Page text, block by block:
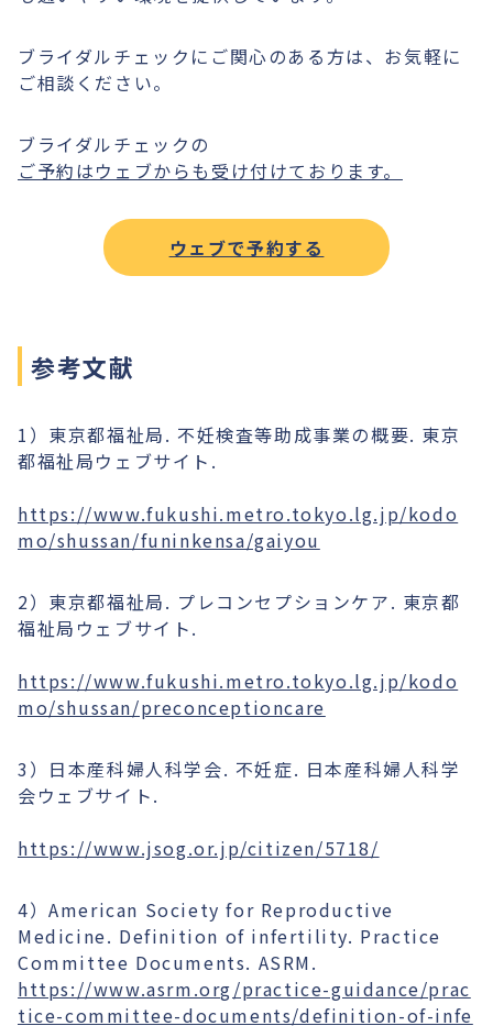
ブライダルチェックにご関心のある方は、お気軽に
ご相談ください。
ブライダルチェックの
ご予約はウェブからも受け付けております。
ウェブで予約する
参考文献
1）東京都福祉局. 不妊検査等助成事業の概要. 東京
都福祉局ウェブサイト.
https://www.fukushi.metro.tokyo.lg.jp/kodo
mo/shussan/funinkensa/gaiyou
2）東京都福祉局. プレコンセプションケア. 東京都
福祉局ウェブサイト.
https://www.fukushi.metro.tokyo.lg.jp/kodo
mo/shussan/preconceptioncare
3）日本産科婦人科学会. 不妊症. 日本産科婦人科学
会ウェブサイト.
https://www.jsog.or.jp/citizen/5718/
4）American Society for Reproductive
Medicine. Definition of infertility. Practice
Committee Documents. ASRM.
https://www.asrm.org/practice-guidance/prac
tice-committee-documents/definition-of-infe